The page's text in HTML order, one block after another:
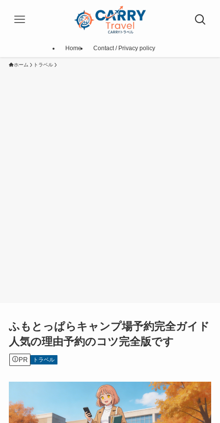
Home Contact / Privacy policy
ホーム トラベル
ふもとっぱらキャンプ場予約完全ガイド
人気の理由予約のコツ完全版です
PR トラベル